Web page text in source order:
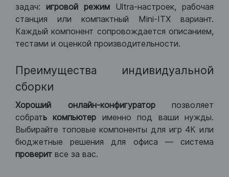
задач: игровой режим Ultra-настроек, рабочая
станция или компактный Mini-ITX вариант.
Каждый компонент сопровождается описанием,
тестами и оценкой производительности.
Преимущества индивидуальной
сборки
Хороший онлайн-конфигураторпозволяет
собрать компьютер именно под ваши нужды.
Выбирайте топовые компоненты для игр 4К или
бюджетные решения для офиса — система
проверит все за вас.